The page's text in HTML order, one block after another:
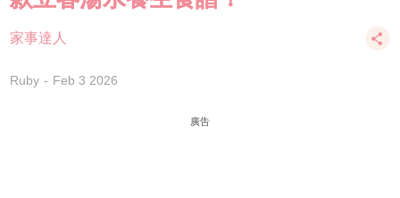
家事達人
Ruby Feb 3 2026
廣告